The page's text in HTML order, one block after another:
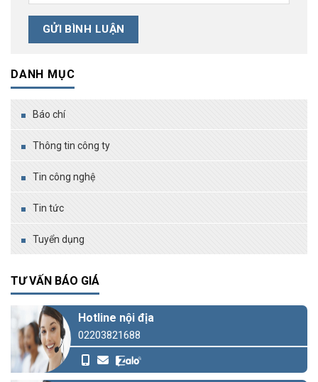
DANH MỤC
Báo chí
Thông tin công ty
Tin công nghệ
Tin tức
Tuyển dụng
TƯ VẤN BÁO GIÁ
Hotline nội địa
02203821688